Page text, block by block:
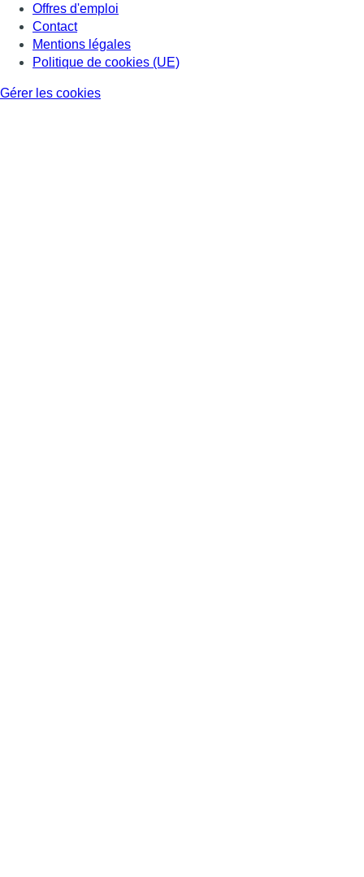
Offres d'emploi
Contact
Mentions légales
Politique de cookies (UE)
Gérer les cookies